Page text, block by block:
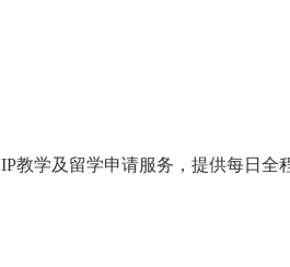
教学及留学申请服务，提供每日